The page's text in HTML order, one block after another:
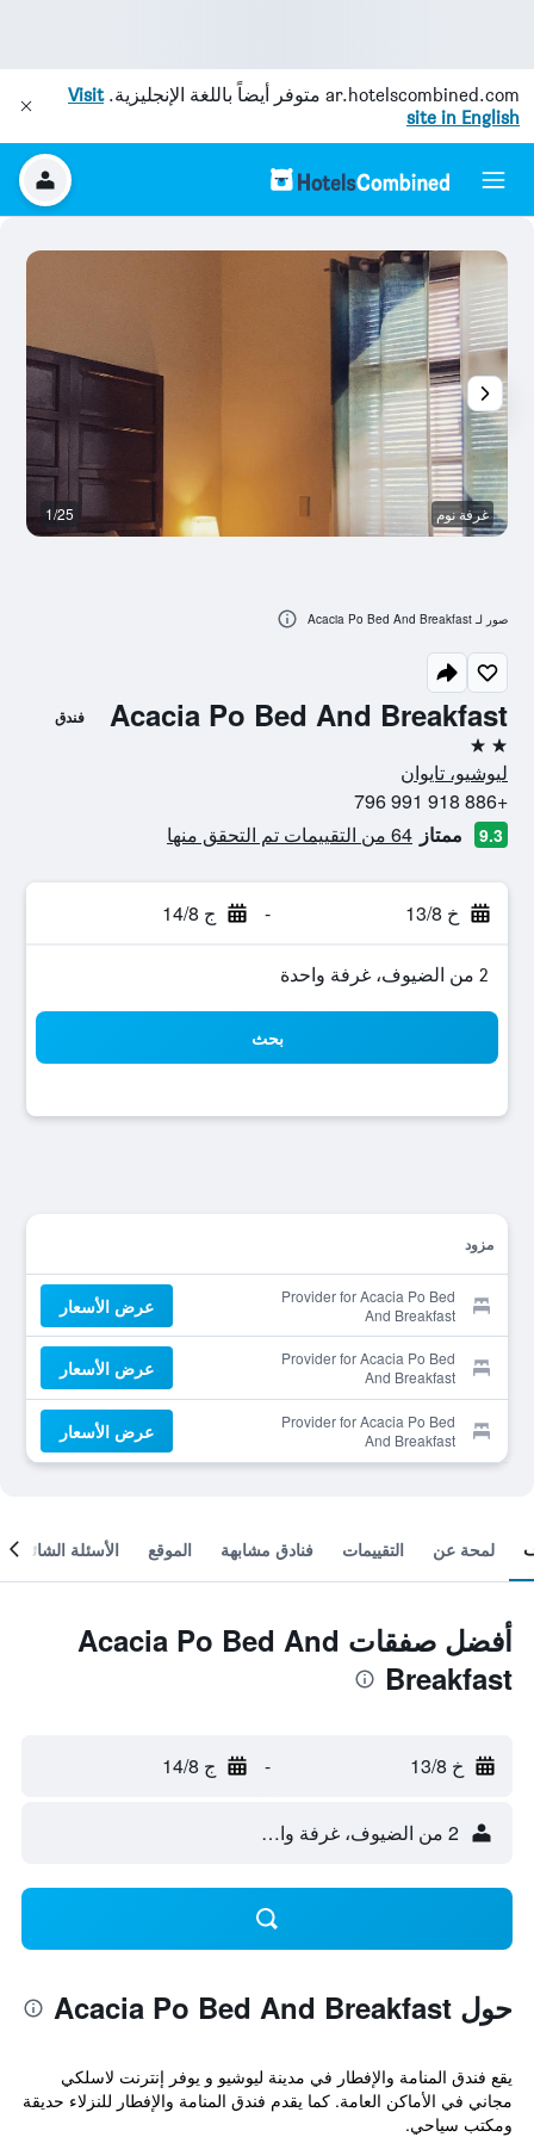
ar.hotelscombined.com متوفر أيضاً باللغة الإنجليزية.Visit
site in English
Acacia Po Bed And Breakfast فندق
2 نجمتين
ليوشيو، تايوان
+886 918 991 796
9.3 ممتاز 64 من التقييمات تم التحقق منها
خ 13/8 - ج 14/8
2 من الضيوف، غرفة واحدة
بحث
مزود
Provider for Acacia Po Bed
And Breakfast
عرض الأسعار
Provider for Acacia Po Bed
And Breakfast
عرض الأسعار
Provider for Acacia Po Bed
And Breakfast
عرض الأسعار
غرفة نوم 1/25
صور لـ Acacia Po Bed And Breakfast
لمحة عن التقييمات فنادق مشابهة الموقع الأسئلة الشائعة
أفضل صفقات Acacia Po Bed And
Breakfast
خ 13/8 - ج 14/8
2 من الضيوف، غرفة واحدة
حول Acacia Po Bed And Breakfast
يقع فندق المنامة والإفطار في مدينة ليوشيو و يوفر إنترنت لاسلكي
مجاني في الأماكن العامة. كما يقدم فندق المنامة والإفطار للنزلاء حديقة
ومكتب سياحي.